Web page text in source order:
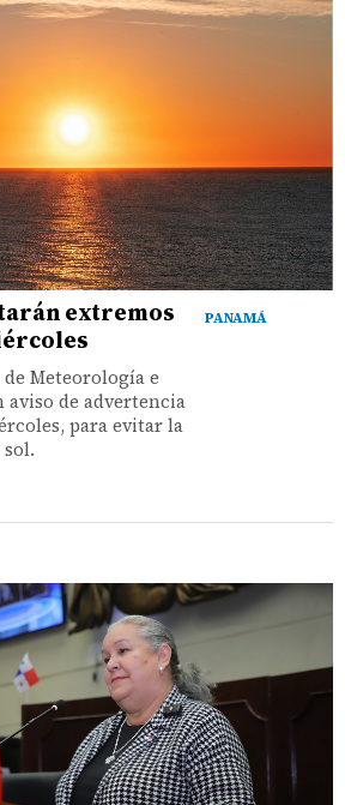
PANAMÁ
extremos
Meteorología e
de advertencia
para evitar la